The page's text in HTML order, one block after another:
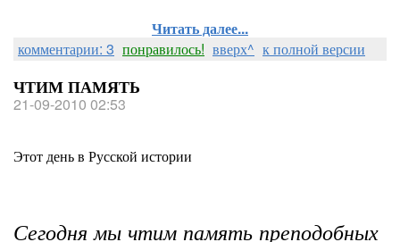
Читать далее...
комментарии: 3 понравилось! вверх^ к полной версии
ЧТИМ ПАМЯТЬ
21-09-2010 02:53
Этот день в Русской истории
Сегодня мы чтим память преподобных